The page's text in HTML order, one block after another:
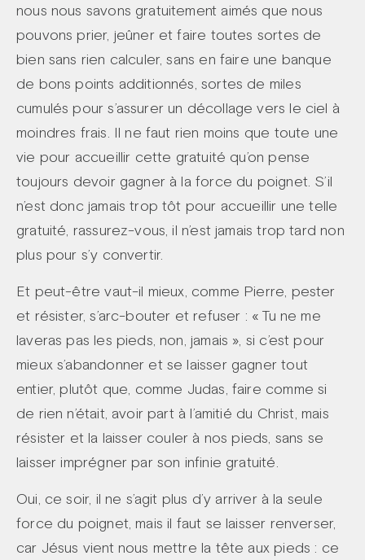
nous nous savons gratuitement aimés que nous
pouvons prier, jeûner et faire toutes sortes de
bien sans rien calculer, sans en faire une banque
de bons points additionnés, sortes de miles
cumulés pour s’assurer un décollage vers le ciel à
moindres frais. Il ne faut rien moins que toute une
vie pour accueillir cette gratuité qu’on pense
toujours devoir gagner à la force du poignet. S’il
n’est donc jamais trop tôt pour accueillir une telle
gratuité, rassurez-vous, il n’est jamais trop tard non
plus pour s’y convertir.
Et peut-être vaut-il mieux, comme Pierre, pester
et résister, s’arc-bouter et refuser : « Tu ne me
laveras pas les pieds, non, jamais », si c’est pour
mieux s’abandonner et se laisser gagner tout
entier, plutôt que, comme Judas, faire comme si
de rien n’était, avoir part à l’amitié du Christ, mais
résister et la laisser couler à nos pieds, sans se
laisser imprégner par son infinie gratuité.
Oui, ce soir, il ne s’agit plus d’y arriver à la seule
force du poignet, mais il faut se laisser renverser,
car Jésus vient nous mettre la tête aux pieds : ce